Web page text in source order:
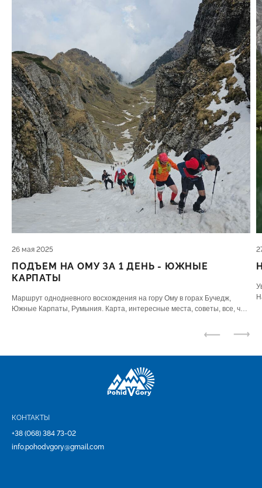
26 мая 2025
ПОДЪЕМ НА ОМУ ЗА 1 ДЕНЬ - ЮЖНЫЕ
КАРПАТЫ
Маршрут однодневного восхождения на гору Ому в горах Бучедж,
Южные Карпаты, Румыния. Карта, интересные места, советы, все, что
КОНТАКТЫ
+38 (068) 384 73-02
info.pohodvgory@gmail.com